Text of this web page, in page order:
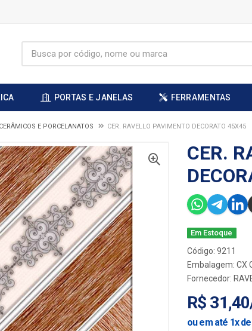
PORTAS E JANELAS FERRAMENTAS
CERÂMICOS E PORCELANATOS CER. RAVELLO PAVIMENTO DECORATO 45X45
CER.
Em Estoque
Código: 9211
Embalagem: CX
Fornecedor:
R$
ou em até 1x de